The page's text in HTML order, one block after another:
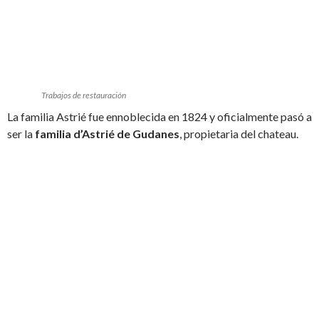
Trabajos de restauración
La familia Astrié fue ennoblecida en 1824 y oficialmente pasó a
ser la familia d’Astrié de Gudanes, propietaria del chateau.